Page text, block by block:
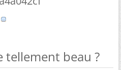
tellement beau ?